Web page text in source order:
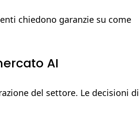
chiedono garanzie su come
AI
del settore. Le decisioni di